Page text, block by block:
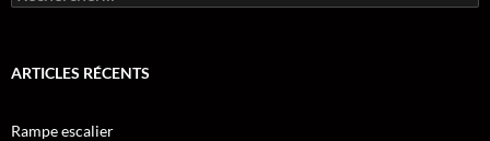
ARTICLES RÉCENTS
Rampe escalier